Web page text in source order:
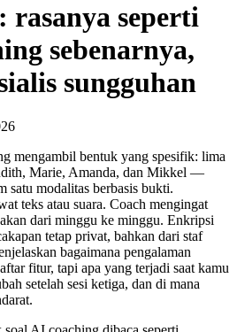
rasanya seperti
sebenarnya,
sungguhan
mengambil bentuk yang spesifik: lima
Marie, Amanda, dan Mikkel —
satu modalitas berbasis bukti.
teks atau suara. Coach mengingat
dari minggu ke minggu. Enkripsi
tetap privat, bahkan dari staf
bagaimana pengalaman
fitur, tapi apa yang terjadi saat kamu
setelah sesi ketiga, dan di mana